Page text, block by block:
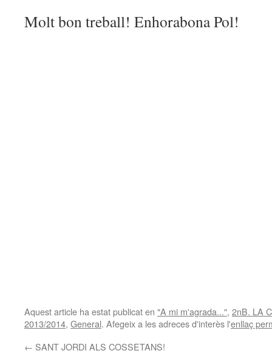
Molt bon treball! Enhorabona Pol!
Aquest article ha estat publicat en "A mi m'agrada...", 2nB. LA
2013/2014, General. Afegeix a les adreces d'interès l'enllaç
← SANT JORDI ALS COSSETANS!